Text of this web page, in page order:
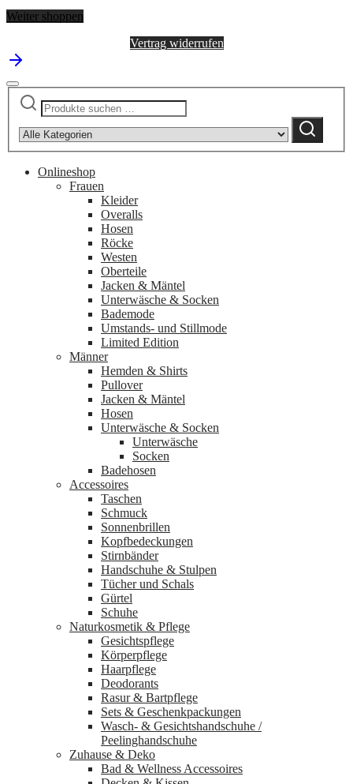
Weiter shoppen
Vertrag widerrufen
Suchen
nach:
category:
Suchen
Onlineshop
Frauen
Kleider
Overalls
Hosen
Röcke
Westen
Oberteile
Jacken & Mäntel
Unterwäsche & Socken
Bademode
Umstands- und Stillmode
Limited Edition
Männer
Hemden & Shirts
Pullover
Jacken & Mäntel
Hosen
Unterwäsche & Socken
Unterwäsche
Socken
Badehosen
Accessoires
Taschen
Schmuck
Sonnenbrillen
Kopfbedeckungen
Stirnbänder
Handschuhe & Stulpen
Tücher und Schals
Gürtel
Schuhe
Naturkosmetik & Pflege
Gesichtspflege
Körperpflege
Haarpflege
Deodorants
Rasur & Bartpflege
Sets & Geschenkpackungen
Wasch‑ & Gesichtshandschuhe /
Peelinghandschuhe
Zuhause & Deko
Bad & Wellness Accessoires